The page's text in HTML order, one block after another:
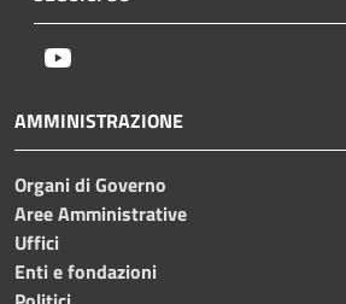
AMMINISTRAZIONE
Organi di Governo
Aree Amministrative
Uffici
Enti e fondazioni